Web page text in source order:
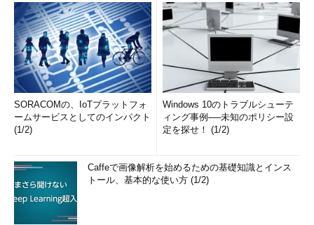
SORACOMの、IoTプラットフォ
ームサービスとしてのインパクト
(1/2)
Windows 10のトラブルシューテ
ィング事例──未知のポリシー設
定を探せ！ (1/2)
Caffeで画像解析を始めるための基礎知識とインス
トール、基本的な使い方 (1/2)